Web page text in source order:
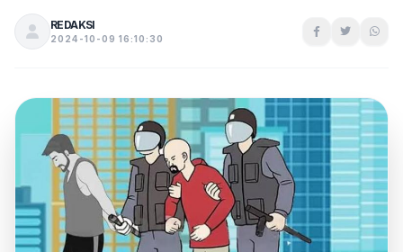
REDAKSI
2024-10-09 16:10:30